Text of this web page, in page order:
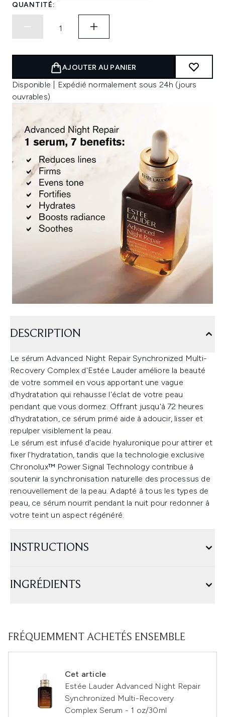
QUANTITÉ:
AJOUTER AU PANIER
Disponible | Expédié normalement sous 24h (jours
ouvrables)
DESCRIPTION
Le sérum Advanced Night Repair Synchronized Multi-
Recovery Complex d'Estée Lauder améliore la beauté
de votre sommeil en vous apportant une vague
d'hydratation qui rehausse l'éclat de votre peau
pendant que vous dormez. Offrant jusqu'à 72 heures
d'hydratation, ce sérum primé aide à adoucir, lisser et
repulper visiblement la peau.
Le sérum est infusé d'acide hyaluronique pour attirer et
fixer l'hydratation, tandis que la technologie exclusive
Chronolux™ Power Signal Technology contribue à
soutenir la synchronisation naturelle des processus de
renouvellement de la peau. Adapté à tous les types de
peau, ce sérum nourrit pendant la nuit pour redonner à
votre teint un aspect régénéré.
INSTRUCTIONS
INGRÉDIENTS
FRÉQUEMMENT ACHETÉS ENSEMBLE
Cet article
Estée Lauder Advanced Night Repair
Synchronized Multi-Recovery
Complex Serum - 1 oz/30ml